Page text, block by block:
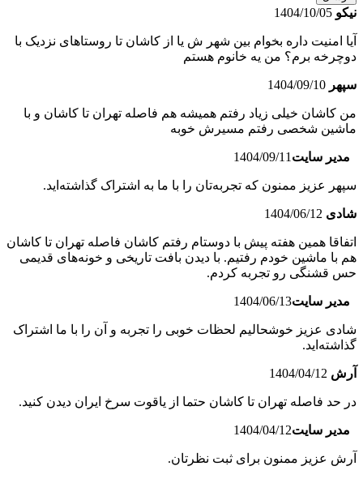
نیکو 1404/10/05
آیا امنیت داره بخوام بین شهر ش یا از کاشان تا روستاهای نزدیک با
دوچرخه برم؟ من یه خانوم هستم
سپهر 1404/09/10
من کاشان خیلی زیاد رفتم همیشه هم فاصله تهران تا کاشان و با
ماشین شخصی رفتم مسیرش خوبه
مدیر سایت 1404/09/11
سپهر عزیز ممنون که تجربه‌تان را با ما به اشتراک گذاشته‌اید.
شادی 1404/06/12
اتفاقا همین هفته پیش با دوستام رفتم کاشان فاصله تهران تا کاشان
هم با ماشین خودم رفتیم. با دیدن بافت تاریخی و خونه‌های قدیمی
حس قشنگی رو تجربه کردم.
مدیر سایت1404/06/13
شادی عزیز خوشحالیم لحظات خوبی را تجربه و آن را با ما اشتراک
گذاشته‌اید.
آرش 1404/04/12
در حد فاصله تهران تا کاشان حتما از یاقوت سرخ ایران دیدن کنید.
مدیر سایت1404/04/12
آرش عزیز ممنون برای ثبت نظرتان.